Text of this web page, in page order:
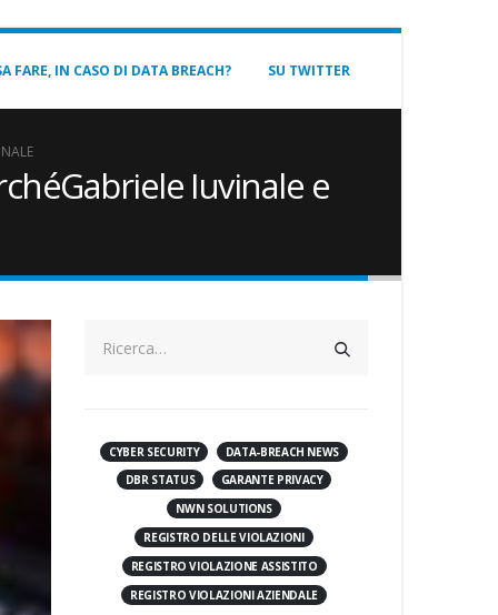
FARE, IN CASO DI DATA BREACH? SU TWITTER
Iuvinale e
CYBER SECURITY
DATA-BREACH NEWS
DBR STATUS
GARANTE PRIVACY
NWN SOLUTIONS
REGISTRO DELLE VIOLAZIONI
REGISTRO VIOLAZIONE ASSISTITO
REGISTRO VIOLAZIONI AZIENDALE